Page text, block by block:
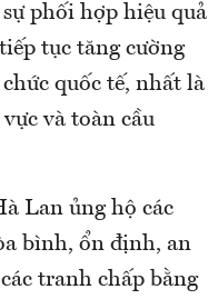
phối hợp hiệu quả
tục tăng cường
quốc tế, nhất là
và toàn cầu
Lan ủng hộ các
bình, ổn định, an
tranh chấp bằng